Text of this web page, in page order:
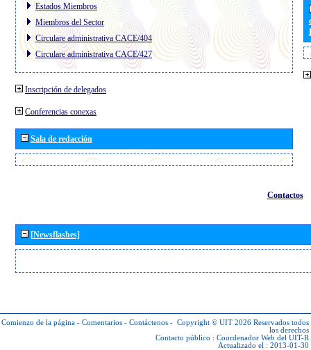
Estados Miembros
Miembros del Sector
Circulare administrativa CACE/404
Circulare administrativa CACE/427
Inscripción de delegados
Conferencias conexas
Sala de redacción
Contactos
[Newsflashes]
Comienzo de la página - Comentarios - Contáctenos - Copyright © UIT 2026 Reservados todos
los derechos
Contacto público : Coordenador Web del UIT-R
Actualizado el : 2013-01-30